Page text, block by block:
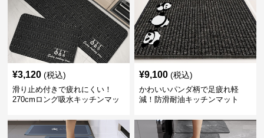
¥3,120 (税込)
滑り止め付きで疲れにくい！
270cmロング吸水キッチンマッ
¥9,100 (税込)
かわいいパンダ柄で足疲れ軽
減！防滑耐油キッチンマット